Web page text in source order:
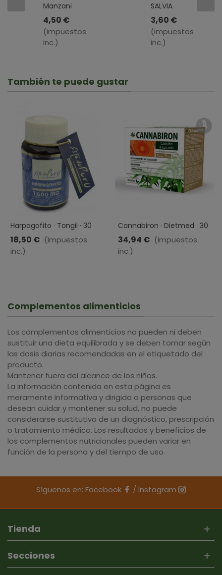
Manzanilla
Dulce
Flor A
Granel ·
100 GR
4,50 €
(impuestos
inc.)
SALVIA
HOJA A
GRANEL,
100 GR
3,60 €
(impuestos
inc.)
También te puede gustar
Harpagofito · Tongil · 30
Cápsulas
18,50 € (impuestos
inc.)
Cannabiron · Dietmed · 30
Perlas + 30 Comprimidos
34,94 € (impuestos
inc.)
Complementos alimenticios
Los complementos alimenticios no pueden ni deben
sustituir una dieta equilibrada y se deben tomar según
las dosis diarias recomendadas en el etiquetado del
producto.
Mantener fuera del alcance de los niños.
La información contenida en esta página es
meramente informativa y dirigida a personas que
desean cuidar y mantener su salud, no puede
considerarse sustitutivo de un diagnóstico, prescripción
o tratamiento médico. Los resultados y beneficios de
los complementos nutricionales pueden variar en
función de la persona y del tiempo de uso.
Síguenos en: Facebook / Instagram
Tienda
Secciones